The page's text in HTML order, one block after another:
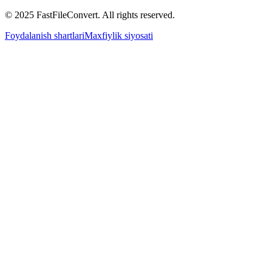
© 2025 FastFileConvert. All rights reserved.
Foydalanish shartlariMaxfiylik siyosati